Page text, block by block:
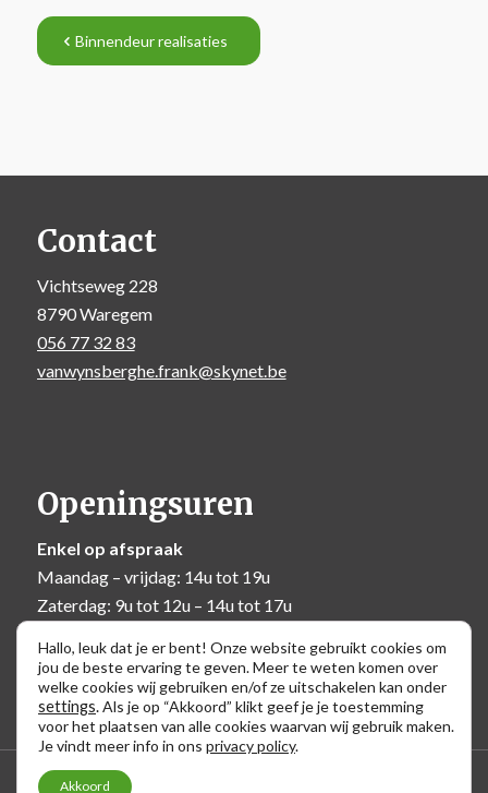
Binnendeur realisaties
Contact
Vichtseweg 228
8790 Waregem
056 77 32 83
vanwynsberghe.frank@skynet.be
Openingsuren
Enkel op afspraak
Maandag – vrijdag: 14u tot 19u
Zaterdag: 9u tot 12u – 14u tot 17u
2026 © Frank Van Wynsberghe │
Hallo, leuk dat je er bent! Onze website gebruikt cookies om
jou de beste ervaring te geven. Meer te weten komen over
welke cookies wij gebruiken en/of ze uitschakelen kan onder
settings.Als je op “Akkoord” klikt geef je je toestemming
voor het plaatsen van alle cookies waarvan wij gebruik maken.
Je vindt meer info in ons privacy policy.
Akkoord